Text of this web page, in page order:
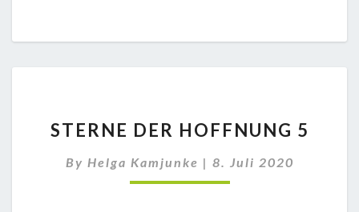
DER
5
STERNE DER HOFFNUNG 5
By Helga Kamjunke | 8. Juli 2020